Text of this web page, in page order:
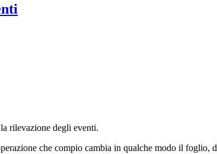
rilevazione degli eventi.
che compio cambia in qualche modo il foglio,